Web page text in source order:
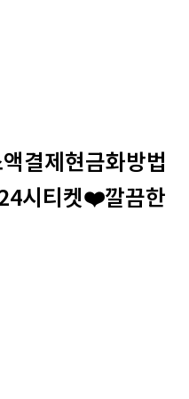
결제현금화방법
시티켓❤️깔끔한